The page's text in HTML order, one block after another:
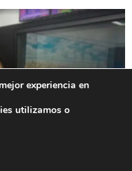
experiencia en
utilizamos o